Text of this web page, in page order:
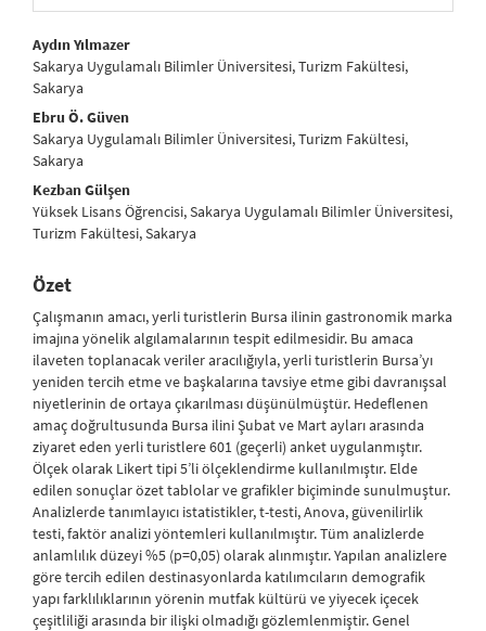
##plugins.themes.bootstrap3.article.main##
Aydın Yılmazer
Sakarya Uygulamalı Bilimler Üniversitesi, Turizm Fakültesi,
Sakarya
Ebru Ö. Güven
Sakarya Uygulamalı Bilimler Üniversitesi, Turizm Fakültesi,
Sakarya
Kezban Gülşen
Yüksek Lisans Öğrencisi, Sakarya Uygulamalı Bilimler Üniversitesi,
Turizm Fakültesi, Sakarya
Özet
Çalışmanın amacı, yerli turistlerin Bursa ilinin gastronomik marka
imajına yönelik algılamalarının tespit edilmesidir. Bu amaca
ilaveten toplanacak veriler aracılığıyla, yerli turistlerin Bursa’yı
yeniden tercih etme ve başkalarına tavsiye etme gibi davranışsal
niyetlerinin de ortaya çıkarılması düşünülmüştür. Hedeflenen
amaç doğrultusunda Bursa ilini Şubat ve Mart ayları arasında
ziyaret eden yerli turistlere 601 (geçerli) anket uygulanmıştır.
Ölçek olarak Likert tipi 5’li ölçeklendirme kullanılmıştır. Elde
edilen sonuçlar özet tablolar ve grafikler biçiminde sunulmuştur.
Analizlerde tanımlayıcı istatistikler, t-testi, Anova, güvenilirlik
testi, faktör analizi yöntemleri kullanılmıştır. Tüm analizlerde
anlamlılık düzeyi %5 (p=0,05) olarak alınmıştır. Yapılan analizlere
göre tercih edilen destinasyonlarda katılımcıların demografik
yapı farklılıklarının yörenin mutfak kültürü ve yiyecek içecek
çeşitliliği arasında bir ilişki olmadığı gözlemlenmiştir. Genel